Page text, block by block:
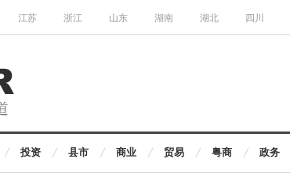
江苏 浙江 山东 湖南 湖北 四川
投资 县市 商业 贸易 粤商 政务